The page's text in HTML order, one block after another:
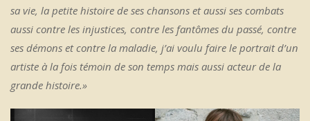
sa vie, la petite histoire de ses chansons et aussi ses combats
aussi contre les injustices, contre les fantômes du passé, contre
ses démons et contre la maladie, j’ai voulu faire le portrait d’un
artiste à la fois témoin de son temps mais aussi acteur de la
grande histoire.»